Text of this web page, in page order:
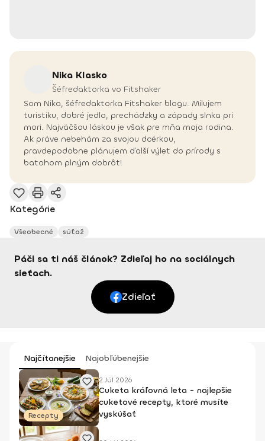
Nika Klasko
Šéfredaktorka vo Fitshaker
Som Nika, šéfredaktorka Fitshaker blogu. Milujem
turistiku, dobré jedlo, prechádzky a západy slnka pri
mori. Najväčšou láskou je však pre mňa moja rodina.
Ak práve nebehám za svojou dcérkou,
pravdepodobne plánujem ďalší výlet do prírody s
batohom plným dobrôt!
Kategórie
Všeobecné súťaž
Páči sa ti náš článok? Zdieľaj ho na sociálnych
sieťach.
Zdieľať
Najčítanejšie Najobľúbenejšie
Recepty
2 Júl 2026
Cuketa kráľovná leta - najlepšie
cuketové recepty, ktoré musíte
vyskúšať